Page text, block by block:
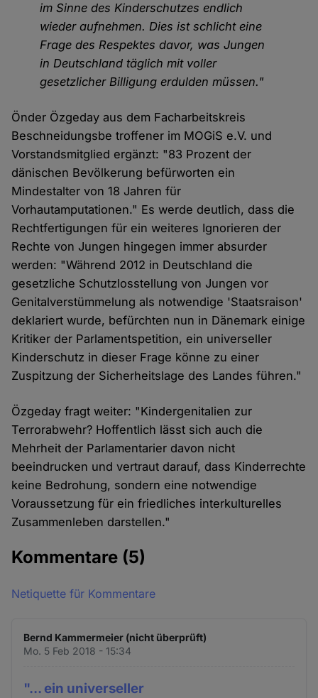
im Sinne des Kinderschutzes endlich
wieder aufnehmen. Dies ist schlicht eine
Frage des Respektes davor, was Jungen
in Deutschland täglich mit voller
gesetzlicher Billigung erdulden müssen."
Önder Özgeday aus dem Facharbeitskreis
Beschneidungsbe troffener im MOGiS e.V. und
Vorstandsmitglied ergänzt: "83 Prozent der
dänischen Bevölkerung befürworten ein
Mindestalter von 18 Jahren für
Vorhautamputationen." Es werde deutlich, dass die
Rechtfertigungen für ein weiteres Ignorieren der
Rechte von Jungen hingegen immer absurder
werden: "Während 2012 in Deutschland die
gesetzliche Schutzlosstellung von Jungen vor
Genitalverstümmelung als notwendige 'Staatsraison'
deklariert wurde, befürchten nun in Dänemark einige
Kritiker der Parlamentspetition, ein universeller
Kinderschutz in dieser Frage könne zu einer
Zuspitzung der Sicherheitslage des Landes führen."
Özgeday fragt weiter: "Kindergenitalien zur
Terrorabwehr? Hoffentlich lässt sich auch die
Mehrheit der Parlamentarier davon nicht
beeindrucken und vertraut darauf, dass Kinderrechte
keine Bedrohung, sondern eine notwendige
Voraussetzung für ein friedliches interkulturelles
Zusammenleben darstellen."
Kommentare (5)
Netiquette für Kommentare
Bernd Kammermeier (nicht überprüft)
Mo. 5 Feb 2018 - 15:34
"... ein universeller